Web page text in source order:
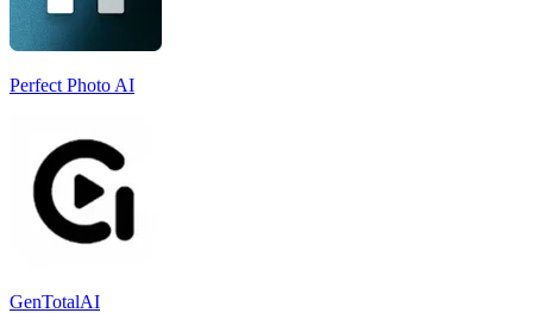
Perfect Photo AI
GenTotalAI